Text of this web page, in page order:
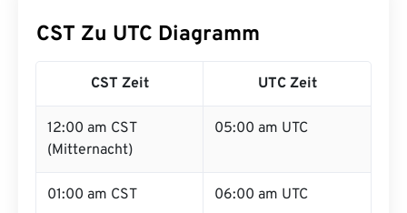
CST Zu UTC Diagramm
CST Zeit UTC Zeit
12:00 am CST
(Mitternacht)
05:00 am UTC
01:00 am CST 06:00 am UTC